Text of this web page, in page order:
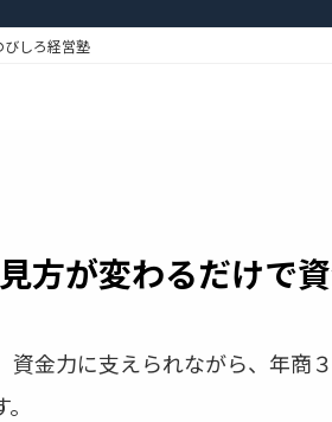
びしろ経営塾
方が変わるだけで
資金力に支えられながら、年